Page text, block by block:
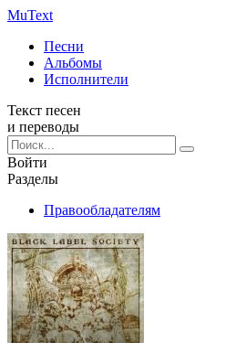
MuText
Песни
Альбомы
Исполнители
Текст песен
и переводы
Войти
Разделы
Правообладателям